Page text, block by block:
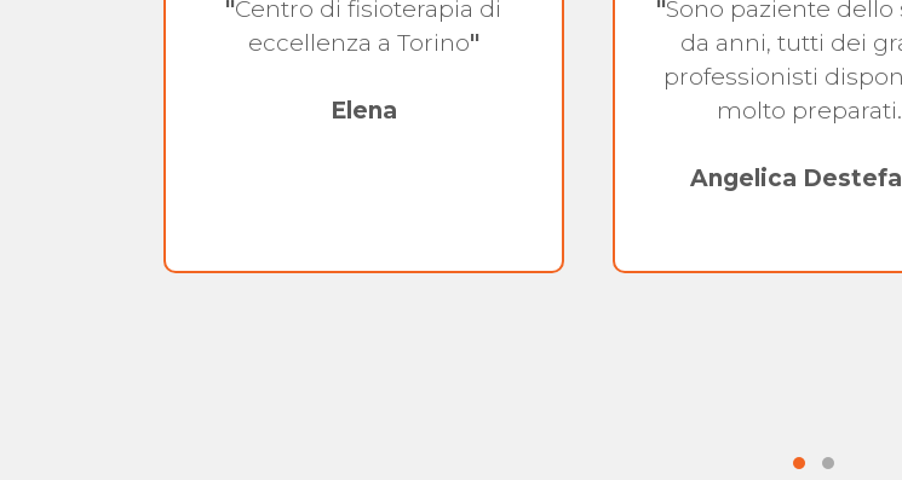
"Centro di fisioterapia di
eccellenza a Torino"
Elena
"Sono paziente dello
da anni, tutti dei
professionisti
molto preparati.
Angelica